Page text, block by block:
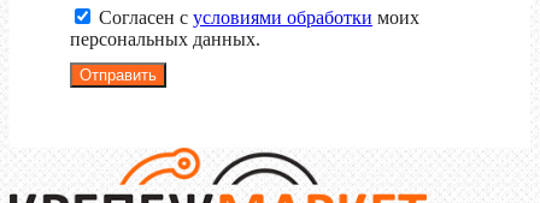
Согласен с условиями обработки моих
персональных данных.
Отправить